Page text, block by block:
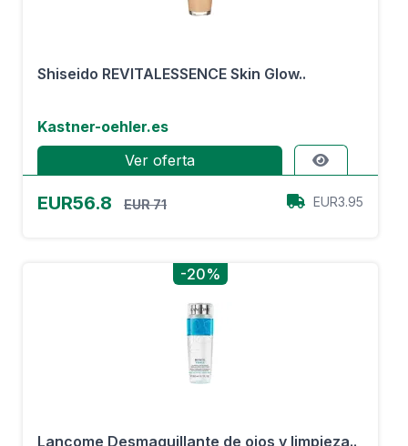
Shiseido REVITALESSENCE Skin Glow..
Kastner-oehler.es
Ver oferta
EUR56.8 EUR 71 EUR3.95
-20%
Lancome Desmaquillante de ojos y limpieza..